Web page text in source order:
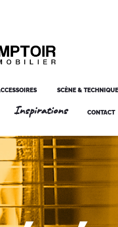
SCÈNE & TECHNIQUE
Inspirations CONTACT